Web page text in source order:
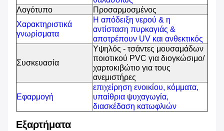
Λογότυπο
Προσαρμοσμένος
Χαρακτηριστικά
γνωρίσματα
Η απόδειξη νερού & η
αντίσταση πυρκαγιάς &
αποτρέπουν UV και ανθεκτικός
Συσκευασία
Υψηλός - τσάντες μουσαμάδων
ποιοτικού PVC για διογκώσιμο/
χαρτοκιβώτιο για τους
ανεμιστήρες
Εφαρμογή
επιχείρηση ενοικίου, κόμματα,
υπαίθρια ψυχαγωγία,
διασκέδαση κατωφλιών
Εξαρτήματα